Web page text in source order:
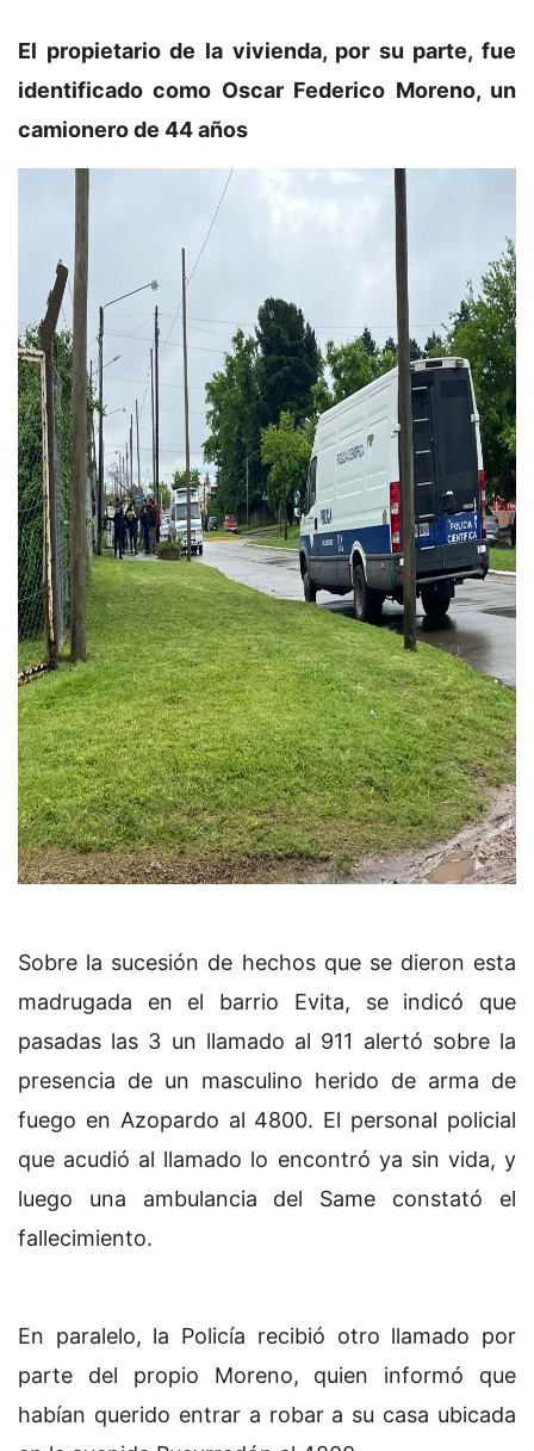
El propietario de la vivienda, por su parte, fue
identificado como Oscar Federico Moreno, un
camionero de 44 años
Sobre la sucesión de hechos que se dieron esta
madrugada en el barrio Evita, se indicó que
pasadas las 3 un llamado al 911 alertó sobre la
presencia de un masculino herido de arma de
fuego en Azopardo al 4800. El personal policial
que acudió al llamado lo encontró ya sin vida, y
luego una ambulancia del Same constató el
fallecimiento.
En paralelo, la Policía recibió otro llamado por
parte del propio Moreno, quien informó que
habían querido entrar a robar a su casa ubicada